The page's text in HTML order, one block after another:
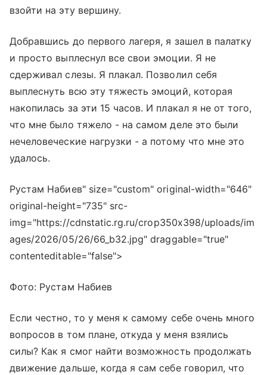
взойти на эту вершину.
Добравшись до первого лагеря, я зашел в палатку
и просто выплеснул все свои эмоции. Я не
сдерживал слезы. Я плакал. Позволил себя
выплеснуть всю эту тяжесть эмоций, которая
накопилась за эти 15 часов. И плакал я не от того,
что мне было тяжело - на самом деле это были
нечеловеческие нагрузки - а потому что мне это
удалось.
Рустам Набиев" size="custom" original-width="646"
original-height="735" src-
img="https://cdnstatic.rg.ru/crop350x398/uploads/im
ages/2026/05/26/66_b32.jpg" draggable="true"
contenteditable="false">
Фото: Рустам Набиев
Если честно, то у меня к самому себе очень много
вопросов в том плане, откуда у меня взялись
силы? Как я смог найти возможность продолжать
движение дальше, когда я сам себе говорил, что